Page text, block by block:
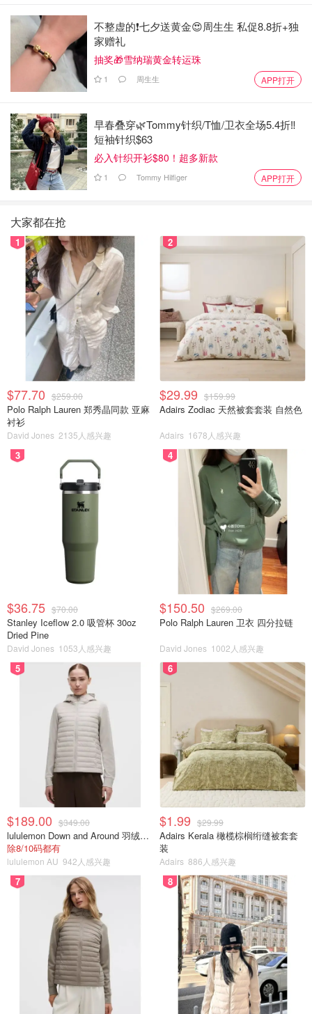
不整虚的❗️七夕送黄金😍周生生 私促8.8折+独
家赠礼
抽奖🎁雪纳瑞黄金转运珠
1 周生生 APP打开
早春叠穿🌿Tommy针织/T恤/卫衣全场5.4折‼️
短袖针织$63
必入针织开衫$80！超多新款
1 Tommy Hilfiger APP打开
大家都在抢
1
$77.70 $259.00
Polo Ralph Lauren 郑秀晶同款 亚麻
衬衫
David Jones 2135人感兴趣
2
$29.99 $159.99
Adairs Zodiac 天然被套套装 自然色
Adairs 1678人感兴趣
3
$36.75 $70.00
Stanley Iceflow 2.0 吸管杯 30oz
Dried Pine
David Jones 1053人感兴趣
4
$150.50 $269.00
Polo Ralph Lauren 卫衣 四分拉链
David Jones 1002人感兴趣
5
$189.00 $349.00
lululemon Down and Around 羽绒夹克
除8/10码都有
lululemon AU 942人感兴趣
6
$1.99 $29.99
Adairs Kerala 橄榄棕榈绗缝被套套
装
Adairs 886人感兴趣
7 8